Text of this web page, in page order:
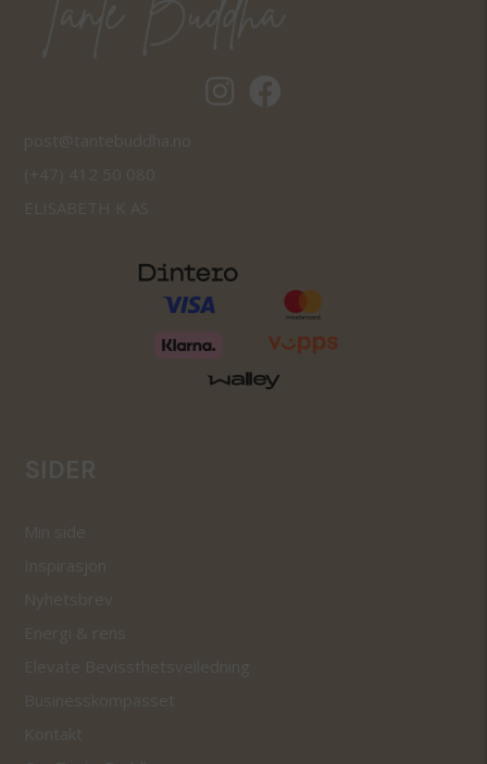
Tantebuddha.no instagram
Tantebuddha.no facebook
post@tantebuddha.no
(+47) 412 50 080
ELISABETH K AS
SIDER
Min side
Inspirasjon
Nyhetsbrev
Energi & rens
Elevate Bevissthetsveiledning
Businesskompasset
Kontakt